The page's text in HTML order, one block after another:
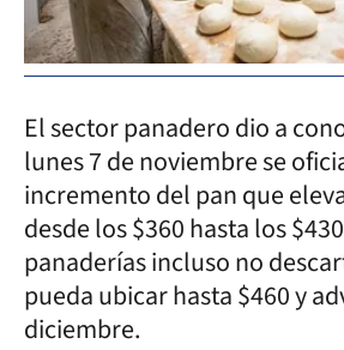
El sector panadero dio a
lunes 7 de noviembre se
incremento del pan que
desde los $360 hasta los
panaderías incluso no
pueda ubicar hasta $460 y
diciembre.